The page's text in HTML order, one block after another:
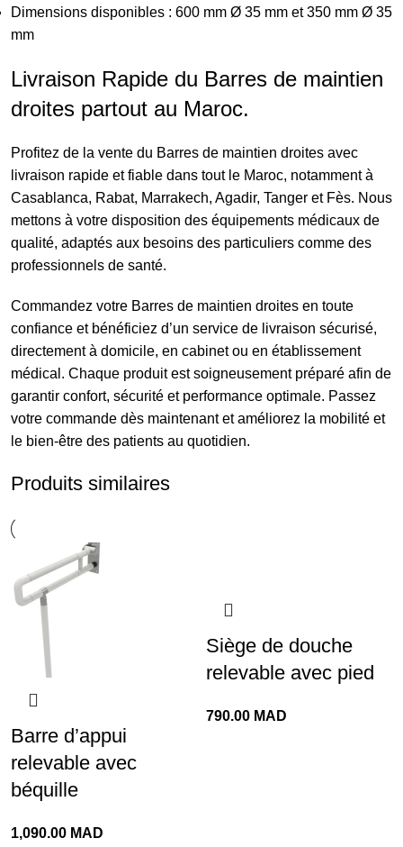
Dimensions disponibles : 600 mm Ø 35 mm et 350 mm Ø 35
mm
Livraison Rapide du Barres de maintien
droites partout au Maroc.
Profitez de la vente du Barres de maintien droites avec
livraison rapide et fiable dans tout le Maroc, notamment à
Casablanca, Rabat, Marrakech, Agadir, Tanger et Fès. Nous
mettons à votre disposition des équipements médicaux de
qualité, adaptés aux besoins des particuliers comme des
professionnels de santé.
Commandez votre Barres de maintien droites en toute
confiance et bénéficiez d’un service de livraison sécurisé,
directement à domicile, en cabinet ou en établissement
médical. Chaque produit est soigneusement préparé afin de
garantir confort, sécurité et performance optimale. Passez
votre commande dès maintenant et améliorez la mobilité et
le bien-être des patients au quotidien.
Produits similaires
Barre d’appui
relevable avec
béquille
1,090.00 MAD
Siège de douche
relevable avec pied
790.00 MAD